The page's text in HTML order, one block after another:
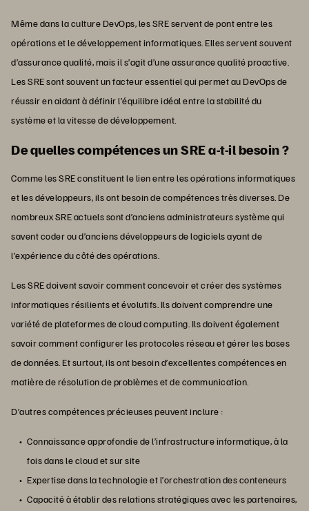
Même dans la culture DevOps, les SRE servent de pont entre les
opérations et le développement informatiques. Elles servent souvent
d’assurance qualité, mais il s’agit d’une assurance qualité proactive.
Les SRE sont souvent un facteur essentiel qui permet au DevOps de
réussir en aidant à définir l’équilibre idéal entre la stabilité du
système et la vitesse de développement.
De quelles compétences un SRE a-t-il besoin ?
Comme les SRE constituent le lien entre les opérations informatiques
et les développeurs, ils ont besoin de compétences très diverses. De
nombreux SRE actuels sont d’anciens administrateurs système qui
savent coder ou d’anciens développeurs de logiciels ayant de
l’expérience du côté des opérations.
Les SRE doivent savoir comment concevoir et créer des systèmes
informatiques résilients et évolutifs. Ils doivent comprendre une
variété de plateformes de cloud computing. Ils doivent également
savoir comment configurer les protocoles réseau et gérer les bases
de données. Et surtout, ils ont besoin d’excellentes compétences en
matière de résolution de problèmes et de communication.
D’autres compétences précieuses peuvent inclure :
Connaissance approfondie de l’infrastructure informatique, à la
fois dans le cloud et sur site
Expertise dans la technologie et l’orchestration des conteneurs
Capacité à établir des relations stratégiques avec les partenaires,